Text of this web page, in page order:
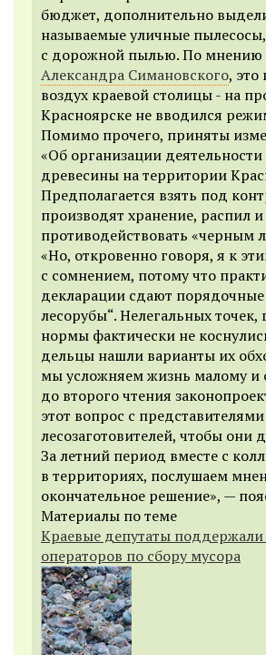
бюджет, дополнительно
называемые уличные
с дорожной пылью. По мнению
Александра Симановского,
воздух краевой столицы - на
Красноярске не вводился
Помимо прочего, приняты
«Об организации
древесины на территории
Предполагается взять под
производят хранение, распил
противодействовать «черным
«Но, откровенно говоря, я к
с сомнением, потому что
декларации сдают
лесорубы“. Нелегальных точек,
нормы фактически не
дельцы нашли варианты их
мы усложняем жизнь малому и
до второго чтения
этот вопрос с
лесозаготовителей, чтобы они
За летний период вместе с
в территориях, послушаем
окончательное решение», —
Материалы по теме
Краевые депутаты
операторов по сбору мусора